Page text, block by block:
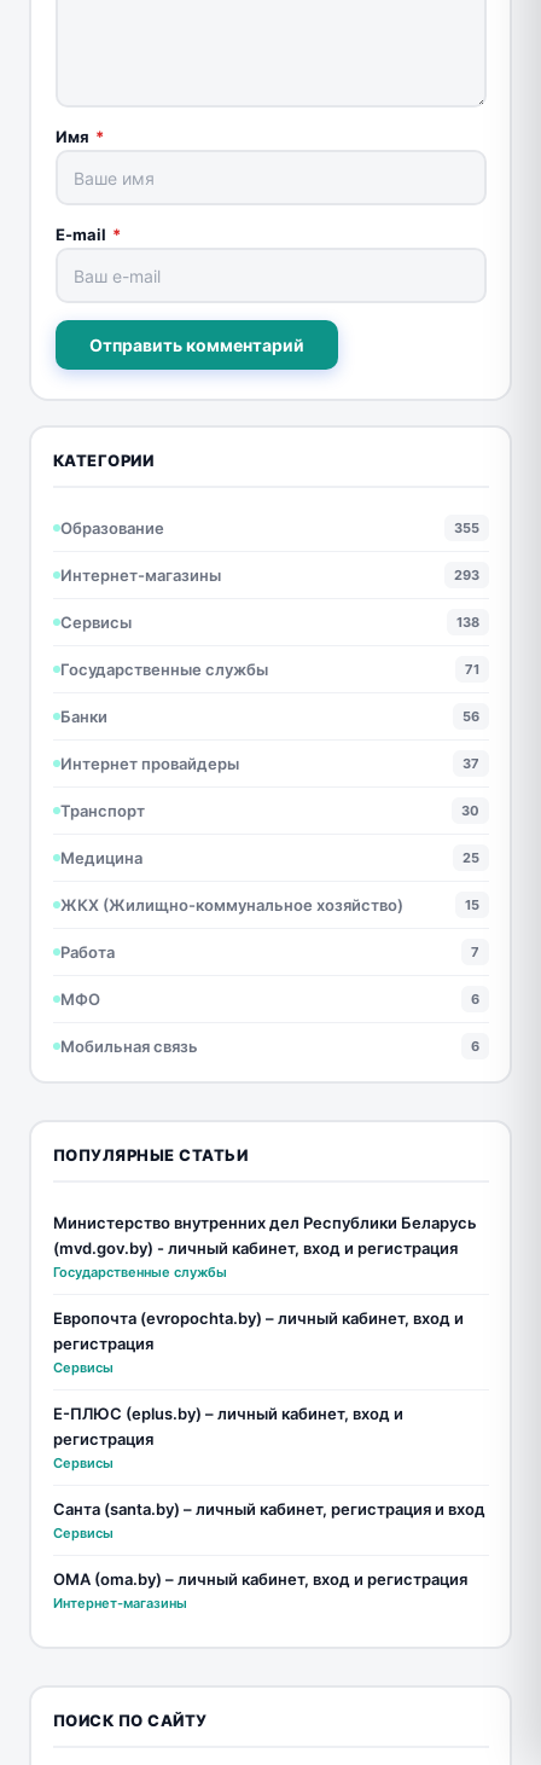
Имя *
E-mail *
Отправить комментарий
КАТЕГОРИИ
Образование 355
Интернет-магазины 293
Сервисы 138
Государственные службы 71
Банки 56
Интернет провайдеры 37
Транспорт 30
Медицина 25
ЖКХ (Жилищно-коммунальное хозяйство) 15
Работа 7
МФО 6
Мобильная связь 6
ПОПУЛЯРНЫЕ СТАТЬИ
Министерство внутренних дел Республики Беларусь
(mvd.gov.by) - личный кабинет, вход и регистрация
Государственные службы
Европочта (evropochta.by) – личный кабинет, вход и
регистрация
Сервисы
Е-ПЛЮС (eplus.by) – личный кабинет, вход и
регистрация
Сервисы
Санта (santa.by) – личный кабинет, регистрация и вход
Сервисы
ОМА (oma.by) – личный кабинет, вход и регистрация
Интернет-магазины
ПОИСК ПО САЙТУ